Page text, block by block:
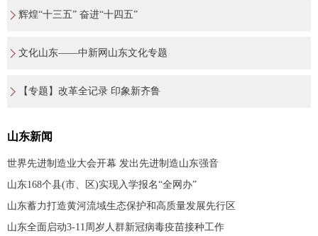
辉煌“十三五” 奋进“十四五”
文化山东——中新网山东文化专题
【专题】改革全记录 印象新齐鲁
山东新闻
世界先进制造业大会开幕 发出先进制造山东强音
山东168个县(市、区)实现入学报名“全网办”
山东蓄力打造黄河流域生态保护和高质量发展先行区
山东全面启动3-11周岁人群新冠病毒疫苗接种工作